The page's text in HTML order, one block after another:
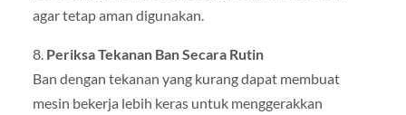
agar tetap aman digunakan.
8. Periksa Tekanan Ban Secara Rutin
Ban dengan tekanan yang kurang dapat membuat
mesin bekerja lebih keras untuk menggerakkan